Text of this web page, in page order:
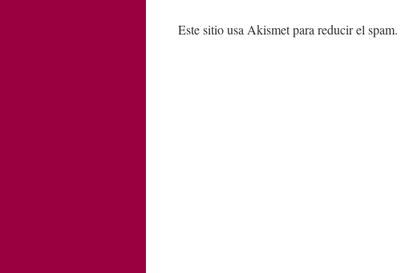
Este sitio usa Akismet para reducir el spam.